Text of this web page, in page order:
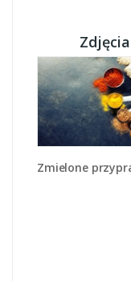
Zmielone przyprawy w miarkach -